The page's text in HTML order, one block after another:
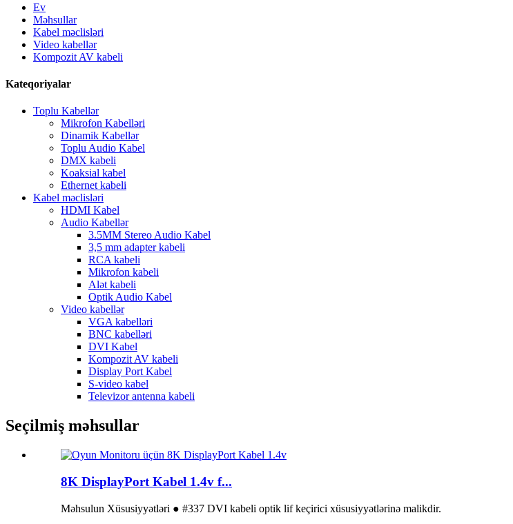
Ev
Məhsullar
Kabel məclisləri
Video kabellər
Kompozit AV kabeli
Kateqoriyalar
Toplu Kabellər
Mikrofon Kabelləri
Dinamik Kabellər
Toplu Audio Kabel
DMX kabeli
Koaksial kabel
Ethernet kabeli
Kabel məclisləri
HDMI Kabel
Audio Kabellər
3.5MM Stereo Audio Kabel
3,5 mm adapter kabeli
RCA kabeli
Mikrofon kabeli
Alət kabeli
Optik Audio Kabel
Video kabellər
VGA kabelləri
BNC kabelləri
DVI Kabel
Kompozit AV kabeli
Display Port Kabel
S-video kabel
Televizor antenna kabeli
Seçilmiş məhsullar
8K DisplayPort Kabel 1.4v f...
Məhsulun Xüsusiyyətləri ● #337 DVI kabeli optik lif keçirici xüsusiyyətlərinə malikdir.